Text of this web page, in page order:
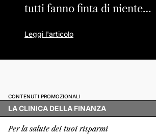
tutti fanno finta di niente…
Leggi l'articolo
CONTENUTI PROMOZIONALI
LA CLINICA DELLA FINANZA
Per la salute dei tuoi risparmi